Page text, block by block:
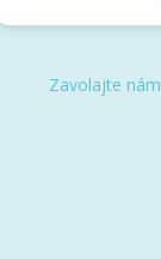
Zavolajte nám